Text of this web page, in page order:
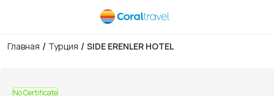
Главная / Турция / SIDE ERENLER HOTEL
No Certificate